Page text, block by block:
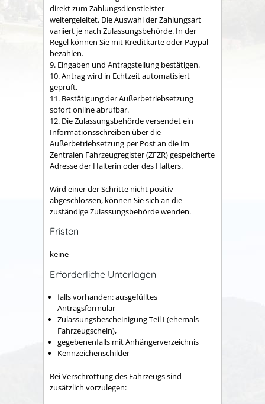
direkt zum Zahlungsdienstleister
weitergeleitet. Die Auswahl der Zahlungsart
variiert je nach Zulassungsbehörde. In der
Regel können Sie mit Kreditkarte oder Paypal
bezahlen.
9. Eingaben und Antragstellung bestätigen.
10. Antrag wird in Echtzeit automatisiert
geprüft.
11. Bestätigung der Außerbetriebsetzung
sofort online abrufbar.
12. Die Zulassungsbehörde versendet ein
Informationsschreiben über die
Außerbetriebsetzung per Post an die im
Zentralen Fahrzeugregister (ZFZR) gespeicherte
Adresse der Halterin oder des Halters.
Wird einer der Schritte nicht positiv
abgeschlossen, können Sie sich an die
zuständige Zulassungsbehörde wenden.
Fristen
keine
Erforderliche Unterlagen
falls vorhanden: ausgefülltes
Antragsformular
Zulassungsbescheinigung Teil I (ehemals
Fahrzeugschein),
gegebenenfalls mit Anhängerverzeichnis
Kennzeichenschilder
Bei Verschrottung des Fahrzeugs sind
zusätzlich vorzulegen: